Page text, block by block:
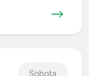
Sobota